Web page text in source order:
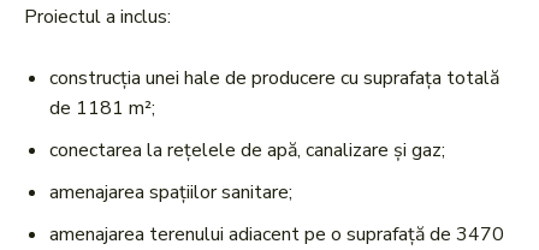
Proiectul a inclus:
construcția unei hale de producere cu suprafața totală
de 1181 m²;
conectarea la rețelele de apă, canalizare și gaz;
amenajarea spațiilor sanitare;
amenajarea terenului adiacent pe o suprafață de 3470